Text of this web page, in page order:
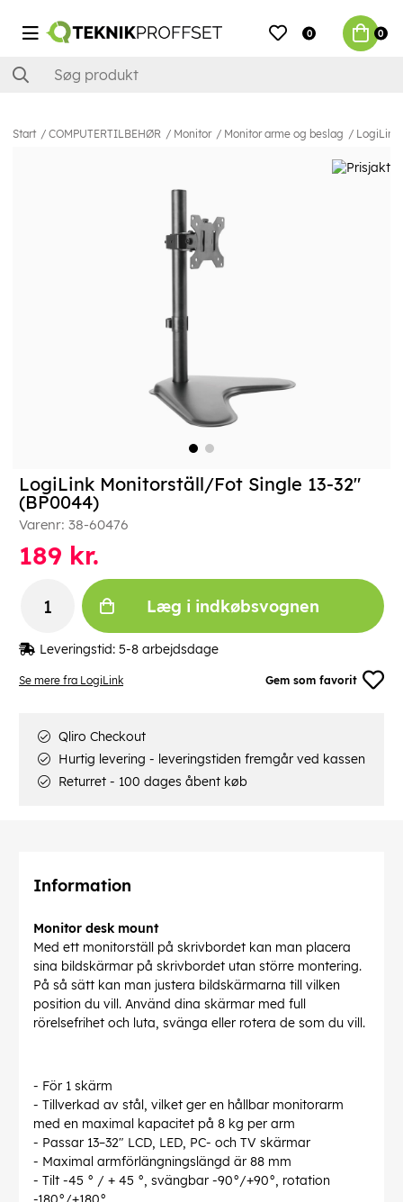
0 0
Start COMPUTERTILBEHØR Monitor Monitor arme og beslag LogiLink
Se mere fra LogiLink Gem som favorit
LogiLink Monitorställ/Fot Single 13-32"
(BP0044)
Varenr: 38-60476
189 kr.
Læg i indkøbsvognen
Leveringstid: 5-8 arbejdsdage
Qliro Checkout
Hurtig levering - leveringstiden fremgår ved kassen
Returret - 100 dages åbent køb
Information
Monitor desk mount
Med ett monitorställ på skrivbordet kan man placera
sina bildskärmar på skrivbordet utan större montering.
På så sätt kan man justera bildskärmarna till vilken
position du vill. Använd dina skärmar med full
rörelsefrihet och luta, svänga eller rotera de som du vill.
- För 1 skärm
- Tillverkad av stål, vilket ger en hållbar monitorarm
med en maximal kapacitet på 8 kg per arm
- Passar 13–32" LCD, LED, PC- och TV skärmar
- Maximal armförlängningslängd är 88 mm
- Tilt -45 ° / + 45 °, svängbar -90°/+90°, rotation